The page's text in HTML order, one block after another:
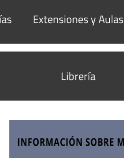
Extensiones y Aulas
Librería